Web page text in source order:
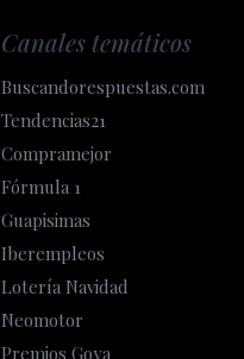
Canales temáticos
Buscandorespuestas.com
Tendencias21
Compramejor
Fórmula 1
Guapisimas
Iberempleos
Lotería Navidad
Neomotor
Premios Goya